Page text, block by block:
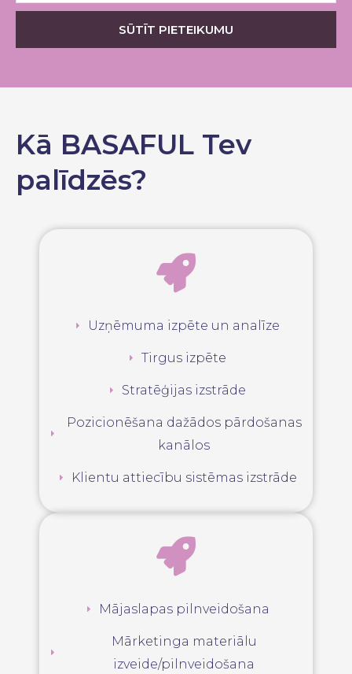
SŪTĪT PIETEIKUMU
Kā BASAFUL Tev
palīdzēs?
Uzņēmuma izpēte un analīze
Tirgus izpēte
Stratēģijas izstrāde
Pozicionēšana dažādos pārdošanas
kanālos
Klientu attiecību sistēmas izstrāde
Mājaslapas pilnveidošana
Mārketinga materiālu
izveide/pilnveidošana